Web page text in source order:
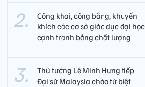
Công khai, công bằng, khuyến
khích các cơ sở giáo dục đại học
cạnh tranh bằng chất lượng​
Thủ tướng Lê Minh Hưng tiếp
Đại sứ Malaysia chào từ biệt